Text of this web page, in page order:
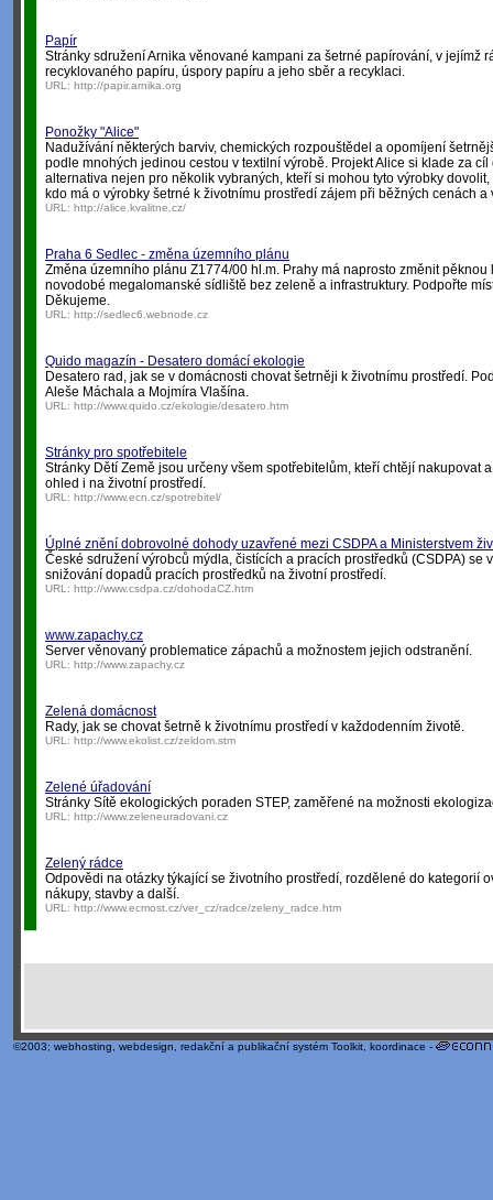
Papír
Stránky sdružení Arnika věnované kampani za šetrné papírování, v jejímž
recyklovaného papíru, úspory papíru a jeho sběr a recyklaci.
URL: http://papir.arnika.org
Ponožky "Alice"
Nadužívání některých barviv, chemických rozpouštědel a opomíjení
podle mnohých jedinou cestou v textilní výrobě. Projekt Alice si klade za
alternativa nejen pro několik vybraných, kteří si mohou tyto výrobky
kdo má o výrobky šetrné k životnímu prostředí zájem při běžných cenách
URL: http://alice.kvalitne.cz/
Praha 6 Sedlec - změna územního plánu
Změna územního plánu Z1774/00 hl.m. Prahy má naprosto změnit
novodobé megalomanské sídliště bez zeleně a infrastruktury. Podpořte
Děkujeme.
URL: http://sedlec6.webnode.cz
Quido magazín - Desatero domácí ekologie
Desatero rad, jak se v domácnosti chovat šetrněji k životnímu prostředí.
Aleše Máchala a Mojmíra Vlašína.
URL: http://www.quido.cz/ekologie/desatero.htm
Stránky pro spotřebitele
Stránky Dětí Země jsou určeny všem spotřebitelům, kteří chtějí nakupovat
ohled i na životní prostředí.
URL: http://www.ecn.cz/spotrebitel/
Úplné znění dobrovolné dohody uzavřené mezi CSDPA a Ministerstvem
České sdružení výrobců mýdla, čistících a pracích prostředků (CSDPA) se
snižování dopadů pracích prostředků na životní prostředí.
URL: http://www.csdpa.cz/dohodaCZ.htm
www.zapachy.cz
Server věnovaný problematice zápachů a možnostem jejich odstranění.
URL: http://www.zapachy.cz
Zelená domácnost
Rady, jak se chovat šetrně k životnímu prostředí v každodenním životě.
URL: http://www.ekolist.cz/zeldom.stm
Zelené úřadování
Stránky Sítě ekologických poraden STEP, zaměřené na možnosti
URL: http://www.zeleneuradovani.cz
Zelený rádce
Odpovědi na otázky týkající se životního prostředí, rozdělené do kategorií
nákupy, stavby a další.
URL: http://www.ecmost.cz/ver_cz/radce/zeleny_radce.htm
©2003; webhosting webdesign redakční a publikační systém Toolkit , koordinace -